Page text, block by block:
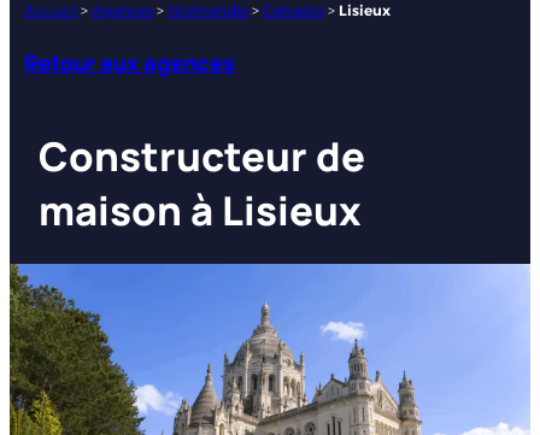
Accueil > Agences > Normandie > Calvados > Lisieux
Retour aux agences
Constructeur de
maison à Lisieux